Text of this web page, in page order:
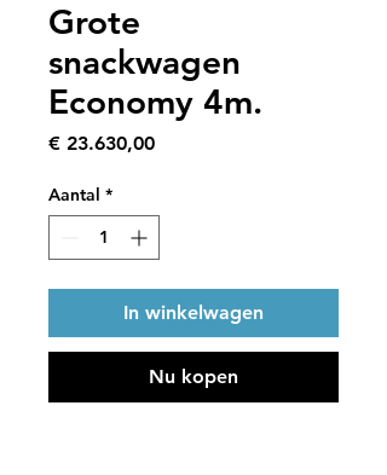
Grote
snackwagen
Economy 4m.
€ 23.630,00Prijs
Aantal *
In winkelwagen
Nu kopen